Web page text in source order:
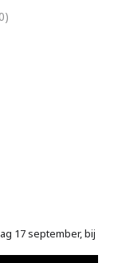
17 september, bij